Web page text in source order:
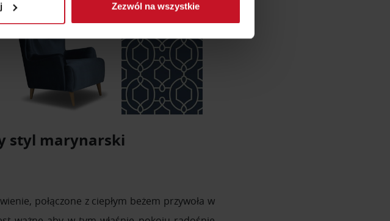
oraz ustaw własne preferencje w
oferować funkcje społecznościowe i analizować
udostępniamy partnerom społecznościowym,
z innymi danymi otrzymanymi od Ciebie lub
Zezwól na wszystkie
styl marynarski
połączone z ciepłym beżem przywoła w